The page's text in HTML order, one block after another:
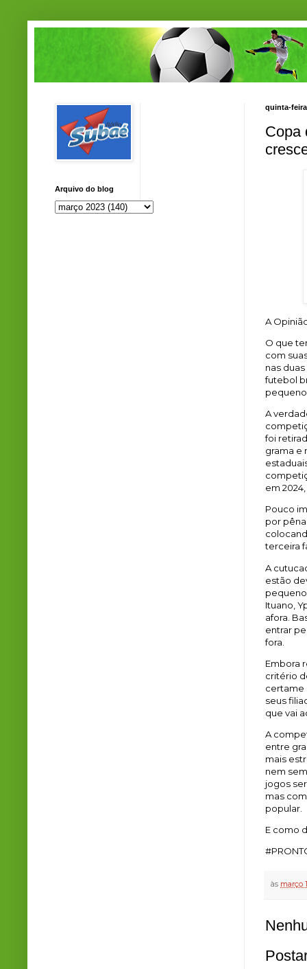
quinta-
Copa
A
O que
com
nas
futebol
A
foi
grama e
em
Pouco
por
terceira
A
estão
Ituano,
afora.
entrar
fora.
Embora
critério
certame
seus
que vai
A
entre
mais
nem
jogos
mas
popular.
E como
às março
Arquivo do blog